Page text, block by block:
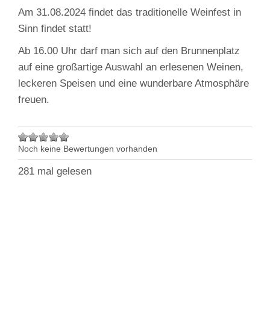
Am 31.08.2024 findet das traditionelle Weinfest in
Sinn findet statt!
Ab 16.00 Uhr darf man sich auf den Brunnenplatz
auf eine großartige Auswahl an erlesenen Weinen,
leckeren Speisen und eine wunderbare Atmosphäre
freuen.
Noch keine Bewertungen vorhanden
281 mal gelesen